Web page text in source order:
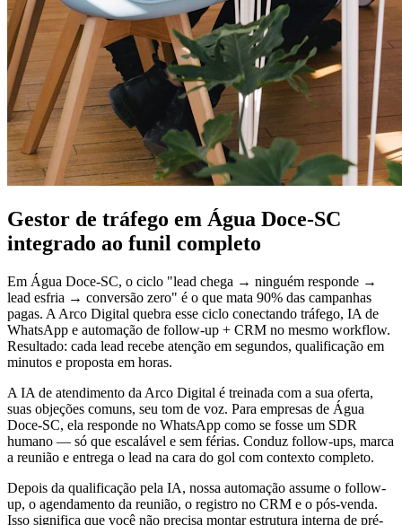
Gestor de tráfego em Água Doce-SC
integrado ao funil completo
Em Água Doce-SC, o ciclo "lead chega → ninguém responde →
lead esfria → conversão zero" é o que mata 90% das campanhas
pagas. A Arco Digital quebra esse ciclo conectando tráfego, IA de
WhatsApp e automação de follow-up + CRM no mesmo workflow.
Resultado: cada lead recebe atenção em segundos, qualificação em
minutos e proposta em horas.
A IA de atendimento da Arco Digital é treinada com a sua oferta,
suas objeções comuns, seu tom de voz. Para empresas de Água
Doce-SC, ela responde no WhatsApp como se fosse um SDR
humano — só que escalável e sem férias. Conduz follow-ups, marca
a reunião e entrega o lead na cara do gol com contexto completo.
Depois da qualificação pela IA, nossa automação assume o follow-
up, o agendamento da reunião, o registro no CRM e o pós-venda.
Isso significa que você não precisa montar estrutura interna de pré-